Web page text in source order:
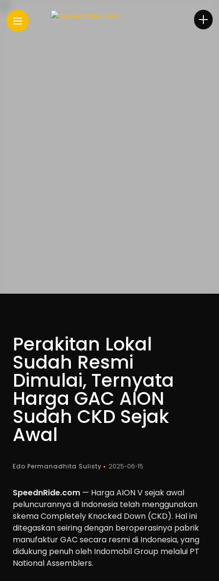
Perakitan Lokal
Sudah Resmi
Dimulai, Ternyata
Harga GAC AION
Sudah CKD Sejak
Awal
Edo Permanadhita Sulisty 2025-06-15
SpeednRide.com — Harga AION V sejak awal
peluncurannya di Indonesia telah menggunakan
skema Completely Knocked Down (CKD). Hal ini
ditegaskan seiring dengan beroperasinya pabrik
manufaktur GAC secara resmi di Indonesia, yang
didukung penuh oleh Indomobil Group melalui PT
National Assemblers.